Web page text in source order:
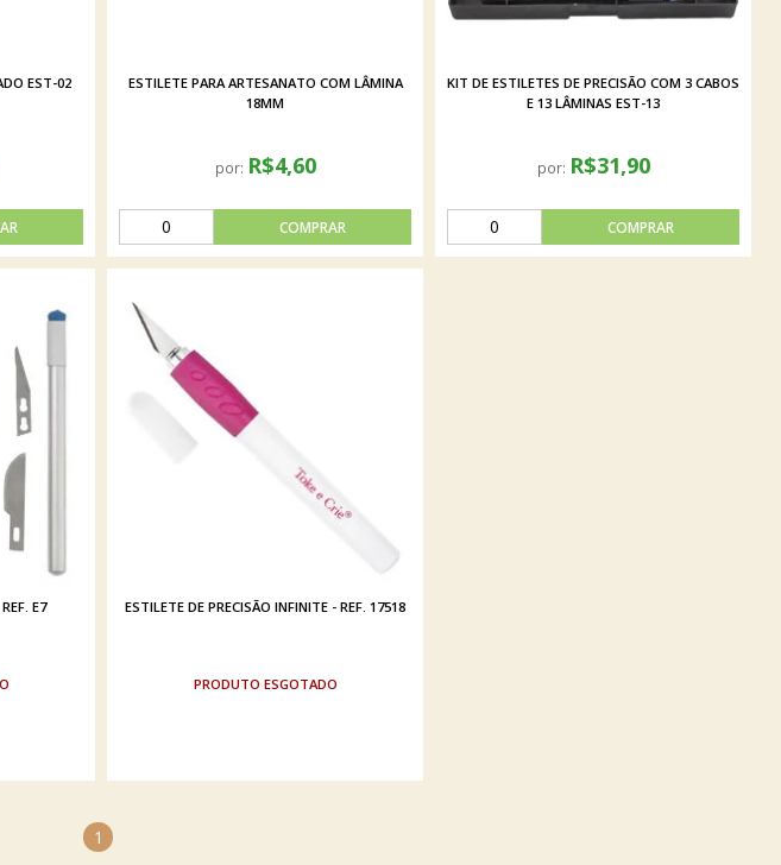
EST-02
ESTILETE PARA ARTESANATO COM LÂMINA
18MM
por: R$4,60
KIT DE ESTILETES DE PRECISÃO COM 3 CABOS
E 13 LÂMINAS EST-13
por: R$31,90
E7 ESTILETE DE PRECISÃO INFINITE - REF. 17518
ESGOTADO
1